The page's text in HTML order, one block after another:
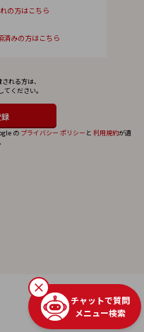
の方はこちら
済みの方はこちら
れる方は、
てください。
の プライバシー ポリシー と 利用規約が適
チャットで質問
メニュー検索